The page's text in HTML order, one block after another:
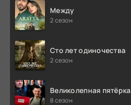
Между
2 сезон
Сто лет одиночества
2 сезон
Великолепная пятёрка
8 сезон